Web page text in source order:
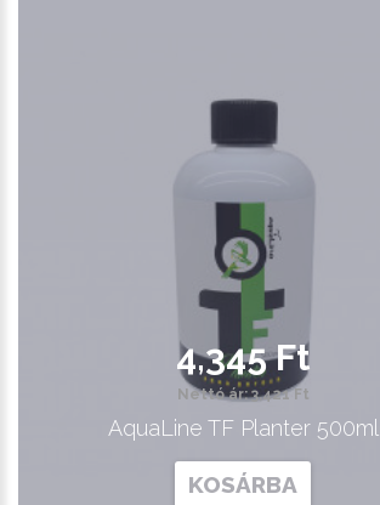
4,345 Ft
Nettó ár: 3,421 Ft
AquaLine TF Planter 500ml
KOSÁRBA